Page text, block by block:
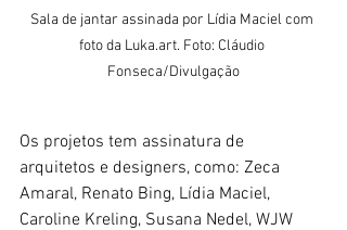
Sala de jantar assinada por Lídia Maciel com
foto da Luka.art. Foto: Cláudio
Fonseca/Divulgação
Os projetos tem assinatura de
arquitetos e designers, como: Zeca
Amaral, Renato Bing, Lídia Maciel,
Caroline Kreling, Susana Nedel, WJW